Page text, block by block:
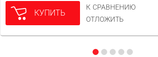
КУПИТЬ
К СРАВНЕНИЮ
ОТЛОЖИТЬ